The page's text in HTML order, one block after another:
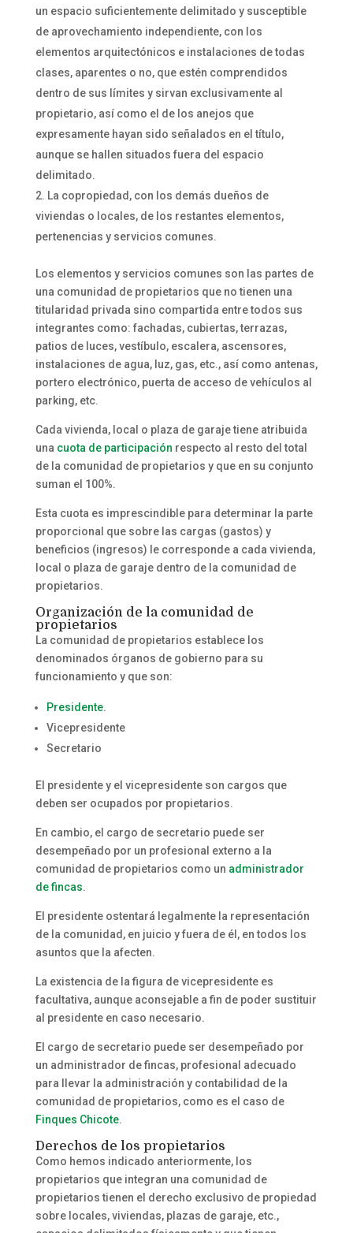
un espacio suficientemente delimitado y susceptible
de aprovechamiento independiente, con los
elementos arquitectónicos e instalaciones de todas
clases, aparentes o no, que estén comprendidos
dentro de sus límites y sirvan exclusivamente al
propietario, así como el de los anejos que
expresamente hayan sido señalados en el título,
aunque se hallen situados fuera del espacio
delimitado.
La copropiedad, con los demás dueños de
viviendas o locales, de los restantes elementos,
pertenencias y servicios comunes.
Los elementos y servicios comunes son las partes de
una comunidad de propietarios que no tienen una
titularidad privada sino compartida entre todos sus
integrantes como: fachadas, cubiertas, terrazas,
patios de luces, vestíbulo, escalera, ascensores,
instalaciones de agua, luz, gas, etc., así como antenas,
portero electrónico, puerta de acceso de vehículos al
parking, etc.
Cada vivienda, local o plaza de garaje tiene atribuida
una cuota de participación respecto al resto del total
de la comunidad de propietarios y que en su conjunto
suman el 100%.
Esta cuota es imprescindible para determinar la parte
proporcional que sobre las cargas (gastos) y
beneficios (ingresos) le corresponde a cada vivienda,
local o plaza de garaje dentro de la comunidad de
propietarios.
Organización de la comunidad de
propietarios
La comunidad de propietarios establece los
denominados órganos de gobierno para su
funcionamiento y que son:
Presidente.
Vicepresidente
Secretario
El presidente y el vicepresidente son cargos que
deben ser ocupados por propietarios.
En cambio, el cargo de secretario puede ser
desempeñado por un profesional externo a la
comunidad de propietarios como un administrador
de fincas.
El presidente ostentará legalmente la representación
de la comunidad, en juicio y fuera de él, en todos los
asuntos que la afecten.
La existencia de la figura de vicepresidente es
facultativa, aunque aconsejable a fin de poder sustituir
al presidente en caso necesario.
El cargo de secretario puede ser desempeñado por
un administrador de fincas, profesional adecuado
para llevar la administración y contabilidad de la
comunidad de propietarios, como es el caso de
Finques Chicote.
Derechos de los propietarios
Como hemos indicado anteriormente, los
propietarios que integran una comunidad de
propietarios tienen el derecho exclusivo de propiedad
sobre locales, viviendas, plazas de garaje, etc.,